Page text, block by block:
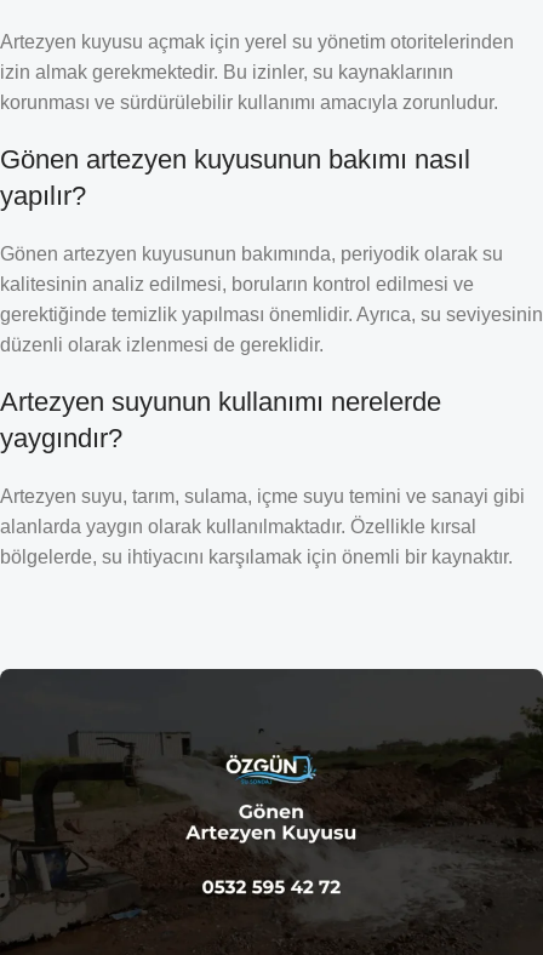
Artezyen kuyusu açmak için yerel su yönetim otoritelerinden
izin almak gerekmektedir. Bu izinler, su kaynaklarının
korunması ve sürdürülebilir kullanımı amacıyla zorunludur.
Gönen artezyen kuyusunun bakımı nasıl
yapılır?
Gönen artezyen kuyusunun bakımında, periyodik olarak su
kalitesinin analiz edilmesi, boruların kontrol edilmesi ve
gerektiğinde temizlik yapılması önemlidir. Ayrıca, su seviyesinin
düzenli olarak izlenmesi de gereklidir.
Artezyen suyunun kullanımı nerelerde
yaygındır?
Artezyen suyu, tarım, sulama, içme suyu temini ve sanayi gibi
alanlarda yaygın olarak kullanılmaktadır. Özellikle kırsal
bölgelerde, su ihtiyacını karşılamak için önemli bir kaynaktır.